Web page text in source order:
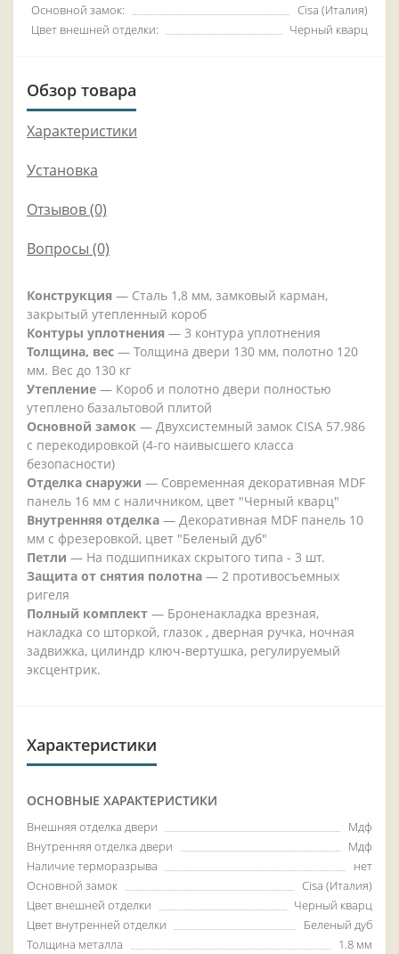
Основной замок:
Cisa (Италия)
Цвет внешней отделки:
Черный кварц
Обзор товара
Характеристики
Установка
Отзывов (0)
Вопросы (0)
Конструкция — Сталь 1,8 мм, замковый карман,
закрытый утепленный короб
Контуры уплотнения — 3 контура уплотнения
Толщина, вес — Толщина двери 130 мм, полотно 120
мм. Вес до 130 кг
Утепление — Короб и полотно двери полностью
утеплено базальтовой плитой
Основной замок — Двухсистемный замок CISA 57.986
с перекодировкой (4-го наивысшего класса
безопасности)
Отделка снаружи — Современная декоративная MDF
панель 16 мм с наличником, цвет "Черный кварц"
Внутренняя отделка — Декоративная MDF панель 10
мм с фрезеровкой, цвет "Беленый дуб"
Петли — На подшипниках скрытого типа - 3 шт.
Защита от снятия полотна — 2 противосъемных
ригеля
Полный комплект — Броненакладка врезная,
накладка со шторкой, глазок , дверная ручка, ночная
задвижка, цилиндр ключ-вертушка, регулируемый
эксцентрик.
Характеристики
ОСНОВНЫЕ ХАРАКТЕРИСТИКИ
Внешняя отделка двери
Мдф
Внутренняя отделка двери
Мдф
Наличие терморазрыва
нет
Основной замок
Cisa (Италия)
Цвет внешней отделки
Черный кварц
Цвет внутренней отделки
Беленый дуб
Толщина металла
1.8 мм